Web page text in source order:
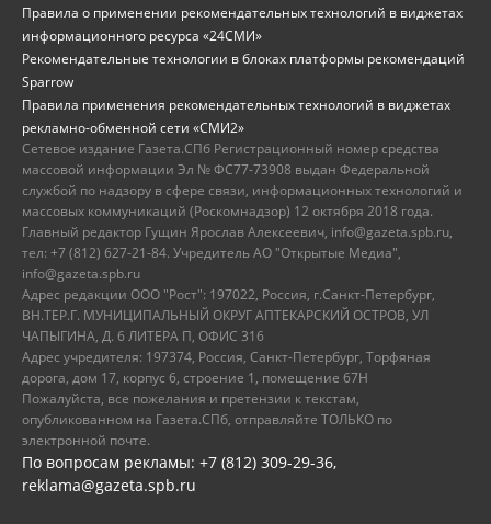
Правила о применении рекомендательных технологий в виджетах
информационного ресурса «24СМИ»
Рекомендательные технологии в блоках платформы рекомендаций
Sparrow
Правила применения рекомендательных технологий в виджетах
рекламно-обменной сети «СМИ2»
Сетевое издание Газета.СПб Регистрационный номер средства
массовой информации Эл № ФС77-73908 выдан Федеральной
службой по надзору в сфере связи, информационных технологий и
массовых коммуникаций (Роскомнадзор) 12 октября 2018 года.
Главный редактор Гущин Ярослав Алексеевич, info@gazeta.spb.ru,
тел: +7 (812) 627-21-84. Учредитель АО "Открытые Медиа",
info@gazeta.spb.ru
Адрес редакции ООО "Рост": 197022, Россия, г.Санкт-Петербург,
ВН.ТЕР.Г. МУНИЦИПАЛЬНЫЙ ОКРУГ АПТЕКАРСКИЙ ОСТРОВ, УЛ
ЧАПЫГИНА, Д. 6 ЛИТЕРА П, ОФИС 316
Адрес учредителя: 197374, Россия, Санкт-Петербург, Торфяная
дорога, дом 17, корпус 6, строение 1, помещение 67Н
Пожалуйста, все пожелания и претензии к текстам,
опубликованном на Газета.СПб, отправляйте ТОЛЬКО по
электронной почте.
По вопросам рекламы: +7 (812) 309-29-36,
reklama@gazeta.spb.ru